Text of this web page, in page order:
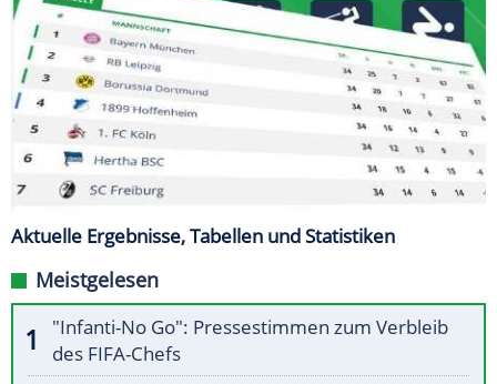
Aktuelle Ergebnisse, Tabellen und Statistiken
Meistgelesen
"Infanti-No Go": Pressestimmen zum Verbleib
des FIFA-Chefs